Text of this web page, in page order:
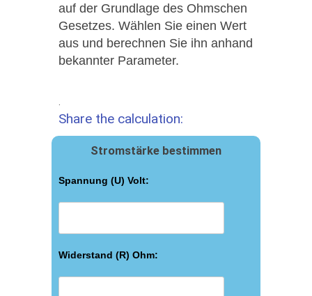
auf der Grundlage des Ohmschen
Gesetzes. Wählen Sie einen Wert
aus und berechnen Sie ihn anhand
bekannter Parameter.
Share the calculation:
Stromstärke bestimmen
Spannung (U) Volt:
Widerstand (R) Ohm: